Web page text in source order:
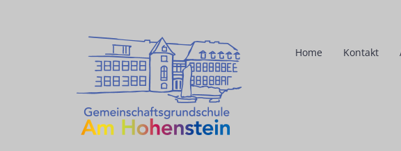
Home Kontakt